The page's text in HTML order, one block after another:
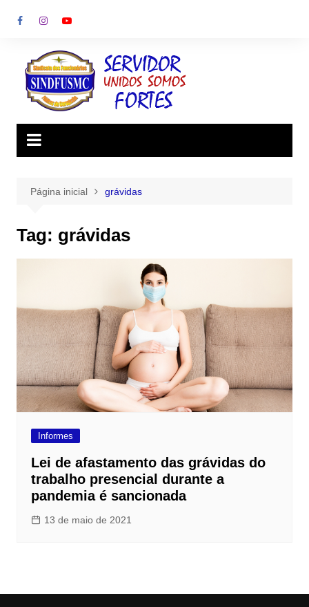
para
conteúdo
Página inicial grávidas
Tag: grávidas
Informes
Lei de afastamento das grávidas do
trabalho presencial durante a
pandemia é sancionada
13 de maio de 2021